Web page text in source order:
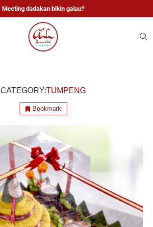
Meeting dadakan bikin galau?
CATEGORY:TUMPENG
Bookmark